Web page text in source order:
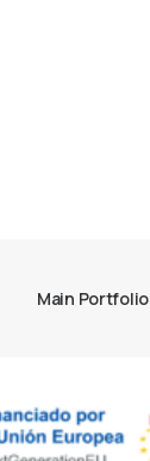
Main Portfolio